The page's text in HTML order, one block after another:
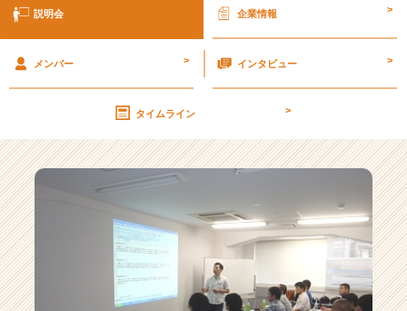
説
覧
|
ン
ャ
ー・
成
長
企
説明会 企業情報 >
メンバー > インタビュー >
タイムライン >